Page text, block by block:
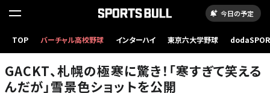
今日の予定
TOP バーチャル高校野球 インターハイ 東京六大学野球
GACKT、札幌の極寒に驚き！「寒すぎて笑える
んだが」雪景色ショットを公開